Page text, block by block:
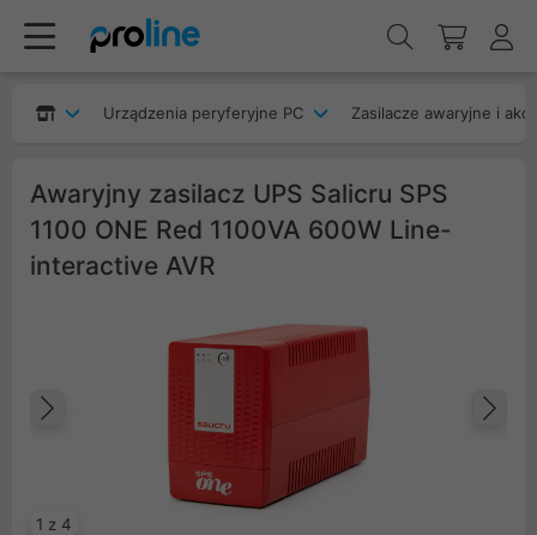
Urządzenia peryferyjne PC Zasilacze awaryjne i
Awaryjny zasilacz UPS Salicru SPS
1100 ONE Red 1100VA 600W Line-
interactive AVR
1 z 4
Poprzedni